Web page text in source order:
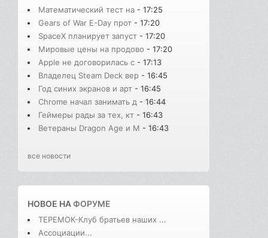
Математический тест на - 17:25
Gears of War E-Day прот - 17:20
SpaceX планирует запуст - 17:20
Мировые цены на продово - 17:20
Apple не договорилась с - 17:13
Владелец Steam Deck вер - 16:45
Год синих экранов и арт - 16:45
Chrome начал занимать д - 16:44
Геймеры рады за тех, кт - 16:43
Ветераны Dragon Age и M - 16:43
все новости
НОВОЕ НАФОРУМЕ
ТЕРЕМОК-Клуб братьев наших ...
Ассоциации...